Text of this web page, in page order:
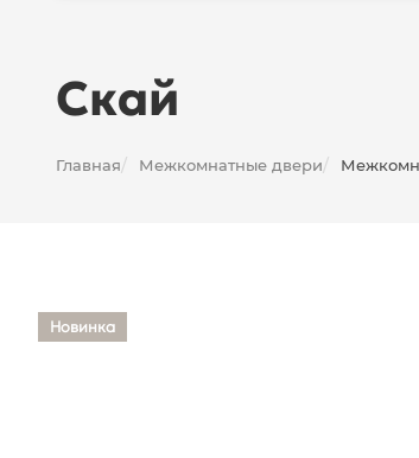
Скай
Главная/ Межкомнатные двери/
Новинка